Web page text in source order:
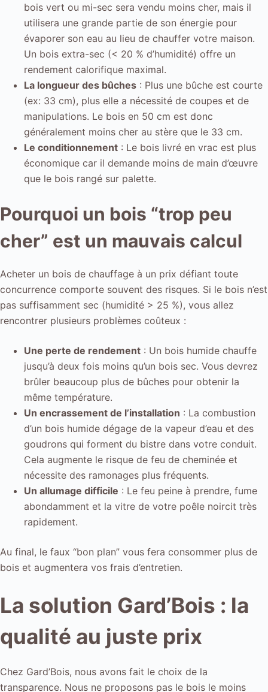
bois vert ou mi-sec sera vendu moins cher, mais il
utilisera une grande partie de son énergie pour
évaporer son eau au lieu de chauffer votre maison.
Un bois extra-sec (< 20 % d’humidité) offre un
rendement calorifique maximal.
La longueur des bûches : Plus une bûche est courte
(ex: 33 cm), plus elle a nécessité de coupes et de
manipulations. Le bois en 50 cm est donc
généralement moins cher au stère que le 33 cm.
Le conditionnement : Le bois livré en vrac est plus
économique car il demande moins de main d’œuvre
que le bois rangé sur palette.
Pourquoi un bois “trop peu
cher” est un mauvais calcul
Acheter un bois de chauffage à un prix défiant toute
concurrence comporte souvent des risques. Si le bois n’est
pas suffisamment sec (humidité > 25 %), vous allez
rencontrer plusieurs problèmes coûteux :
Une perte de rendement : Un bois humide chauffe
jusqu’à deux fois moins qu’un bois sec. Vous devrez
brûler beaucoup plus de bûches pour obtenir la
même température.
Un encrassement de l’installation : La combustion
d’un bois humide dégage de la vapeur d’eau et des
goudrons qui forment du bistre dans votre conduit.
Cela augmente le risque de feu de cheminée et
nécessite des ramonages plus fréquents.
Un allumage difficile : Le feu peine à prendre, fume
abondamment et la vitre de votre poêle noircit très
rapidement.
Au final, le faux “bon plan” vous fera consommer plus de
bois et augmentera vos frais d’entretien.
La solution Gard’Bois : la
qualité au juste prix
Chez Gard’Bois, nous avons fait le choix de la
transparence. Nous ne proposons pas le bois le moins